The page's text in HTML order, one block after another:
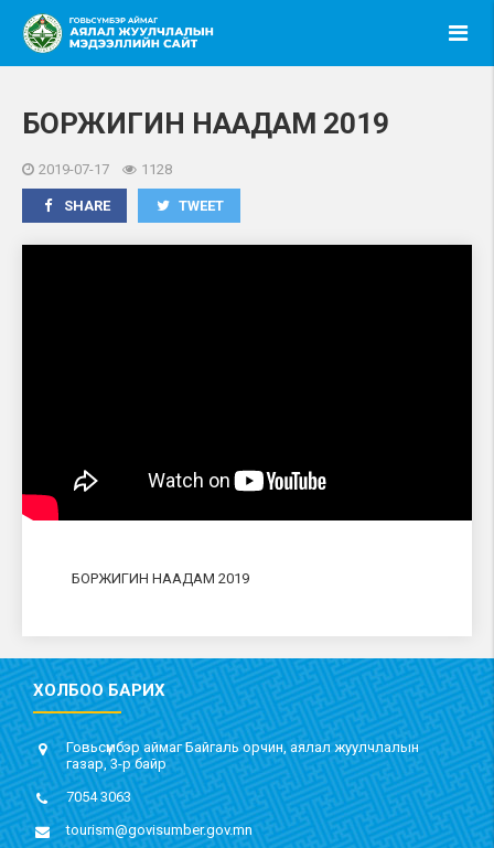
БОРЖИГИН НААДАМ 2019
2019-07-17 1128
SHARE TWEET
БОРЖИГИН НААДАМ 2019
ХОЛБОО БАРИХ
Говьсүмбэр аймаг Байгаль орчин, аялал жуулчлалын
газар, 3-р байр
7054 3063
tourism@govisumber.gov.mn